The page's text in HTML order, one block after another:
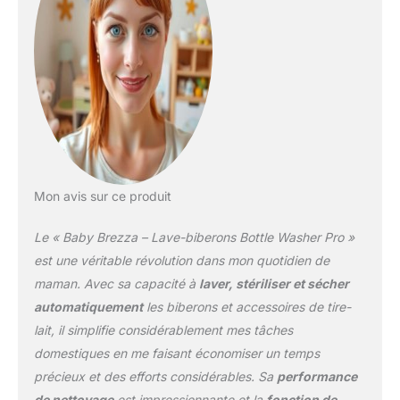
précision toutes les
surfaces, mêmes les
coins difficiles à
atteindre. Tue 99,9 %
des germes à la vapeur,
puis sèche avec un air
exempt de germes grâce
au filtre HEPA Facile à
aucun tuyau
d'évacuation grâce aux
réservoirs d'eau propre
et d'eau sale. Peut être
utilisé n'importe où dans
la maison, facile à
déplacer grâce aux
roulettes intégrées.
Panneau de commande
Mon avis sur ce produit
Le « Baby Brezza – Lave-biberons Bottle Washer Pro »
est une véritable révolution dans mon quotidien de
maman. Avec sa capacité à laver, stériliser et sécher
automatiquementles biberons et accessoires de tire-
lait, il simplifie considérablement mes tâches
domestiques en me faisant économiser un temps
précieux et des efforts considérables. Sa performance